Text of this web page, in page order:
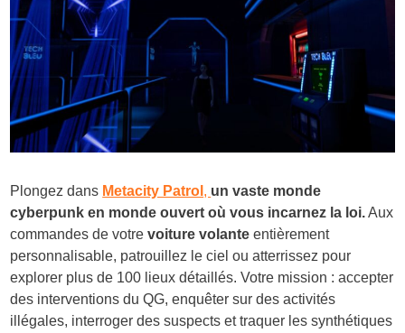
Plongez dans Metacity Patrol , un vaste monde
cyberpunk en monde ouvert où vous incarnez la loi.Aux
commandes de votrevoiture volante entièrement
personnalisable, patrouillez le ciel ou atterrissez pour
explorer plus de 100 lieux détaillés. Votre mission : accepter
des interventions du QG, enquêter sur des activités
illégales, interroger des suspects et traquer les synthétiques